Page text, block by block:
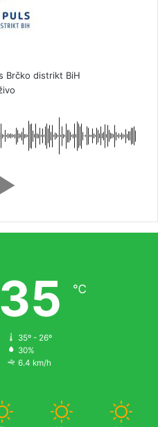
Brčko distrikt BiH
35 ℃
35º - 26º
30%
6.4 km/h